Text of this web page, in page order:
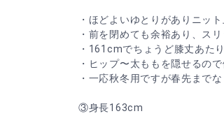
・ほどよいゆとりがありニッ
・前を閉めても余裕あり、ス
・161cmでちょうど膝丈あたり
・ヒップ〜太ももを隠せるの
・一応秋冬用ですが春先まで
③身長163cm